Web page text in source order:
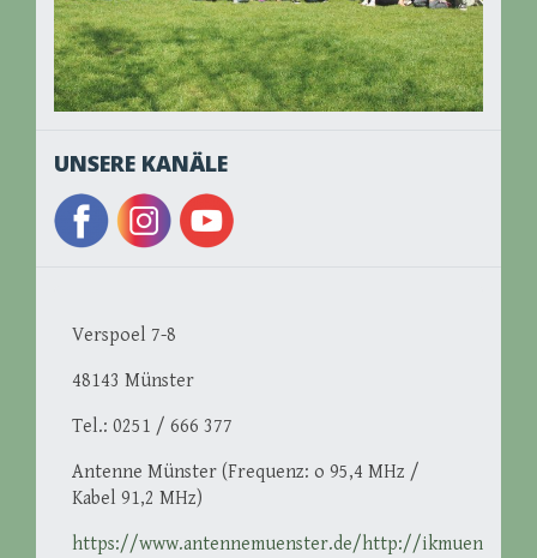
UNSERE KANÄLE
Verspoel 7-8
48143 Münster
Tel.: 0251 / 666 377
Antenne Münster (Frequenz: o 95,4 MHz /
Kabel 91,2 MHz)
https://www.antennemuenster.de/http://